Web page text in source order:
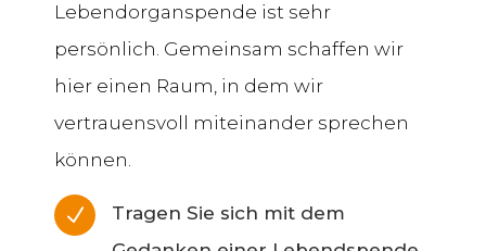
Lebendorganspende ist sehr
persönlich. Gemeinsam schaffen wir
hier einen Raum, in dem wir
vertrauensvoll miteinander sprechen
können.
N
Tragen Sie sich mit dem